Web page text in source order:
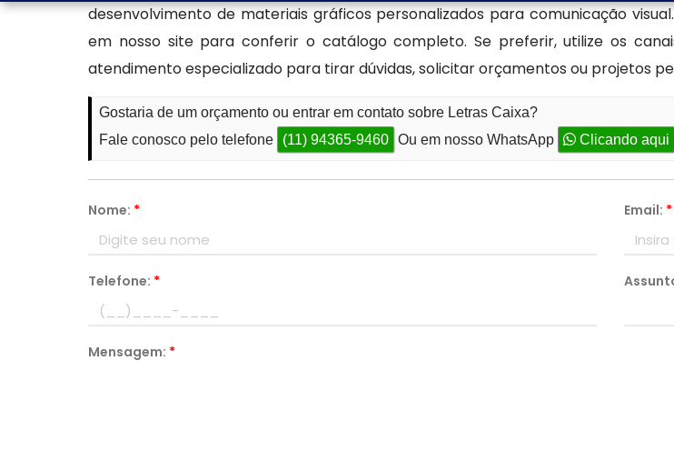
desenvolvimento de materiais gráficos personalizados para comunicação
em nosso site para conferir o catálogo completo. Se preferir, utilize os
atendimento especializado para tirar dúvidas, solicitar orçamentos ou projetos
Gostaria de um orçamento ou entrar em contato sobre Letras Caixa?
Fale conosco pelo telefone
(11) 94365-9460 Ou em nosso WhatsApp Clicando aqui
Nome: * Email: *
Telefone: *
Mensagem: *